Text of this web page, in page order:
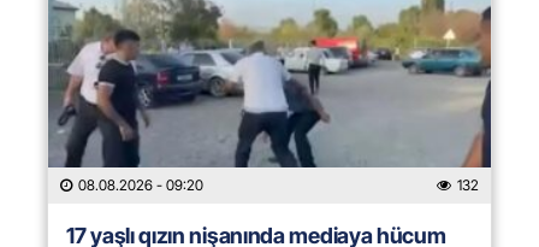
08.08.2026 - 09:20 132
17 yaşlı qızın nişanında mediaya hücum